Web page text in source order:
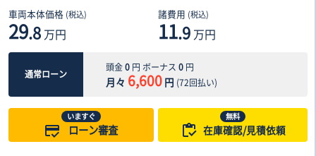
車両本体価格 (税込)
29.8 万円
諸費用 (税込)
11.9 万円
通常ローン
頭金0円 ボーナス 0円
月々 6,600円 (72回払い)
いますぐ
ローン審査
無料
在庫確認/見積依頼